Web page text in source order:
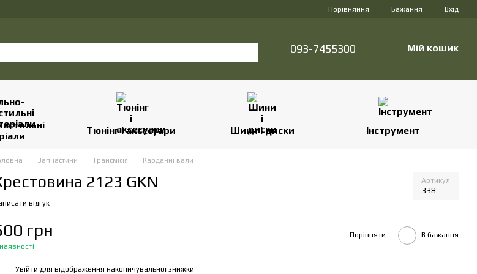
Порівняння Бажання Вхід
093-7455300 Мій кошик
Тюнінг і аксесуари Шини і диски Інструмент
Запчастини Трансмісія Карданні вали
2123 GKN Артикул
338
відгук
грн Порівняти В бажання
Увійти для відображення накопичувальної знижки